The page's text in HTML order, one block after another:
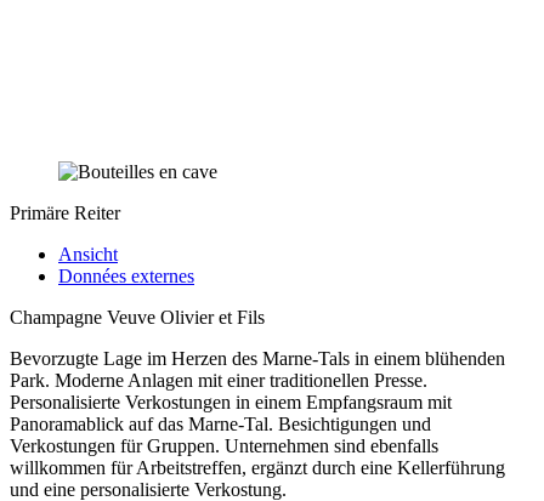
Primäre Reiter
Ansicht
Données externes
Champagne Veuve Olivier et Fils
Bevorzugte Lage im Herzen des Marne-Tals in einem blühenden
Park. Moderne Anlagen mit einer traditionellen Presse.
Personalisierte Verkostungen in einem Empfangsraum mit
Panoramablick auf das Marne-Tal. Besichtigungen und
Verkostungen für Gruppen. Unternehmen sind ebenfalls
willkommen für Arbeitstreffen, ergänzt durch eine Kellerführung
und eine personalisierte Verkostung.